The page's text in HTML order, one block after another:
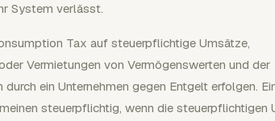
System verlässt.
Tax auf steuerpflichtige Umsätze,
Vermietungen von Vermögenswerten und der
ein Unternehmen gegen Entgelt erfolgen.
steuerpflichtig, wenn die steuerpflichtigen